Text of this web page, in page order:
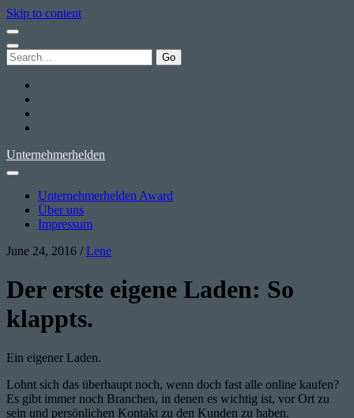
Skip to content
Search
for:
Unternehmerhelden
Unternehmerhelden Award
Über uns
Impressum
June 24, 2016 /Lene
Der erste eigene Laden: So
klappts.
Ein eigener Laden.
Lohnt sich das überhaupt noch, wenn doch fast alle online kaufen?
Es gibt immer noch Branchen, in denen es wichtig ist, vor Ort zu
sein und persönlichen Kontakt zu den Kunden zu haben.